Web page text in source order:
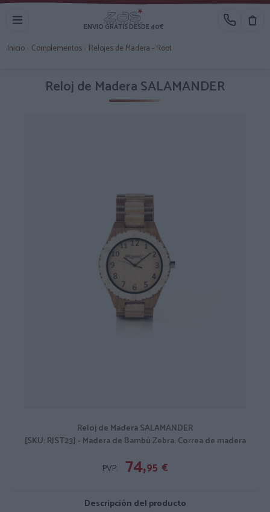
ENVIO GRATIS DESDE 40€
Inicio Complementos Relojes de Madera - Root
Reloj de Madera SALAMANDER
Reloj de Madera SALAMANDER
[SKU: RJST23] - Madera de Bambú Zebra. Correa de madera
PVP: 74,95 €
Descripción del producto